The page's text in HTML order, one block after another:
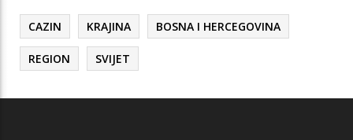
CAZIN KRAJINA BOSNA I HERCEGOVINA
REGION SVIJET